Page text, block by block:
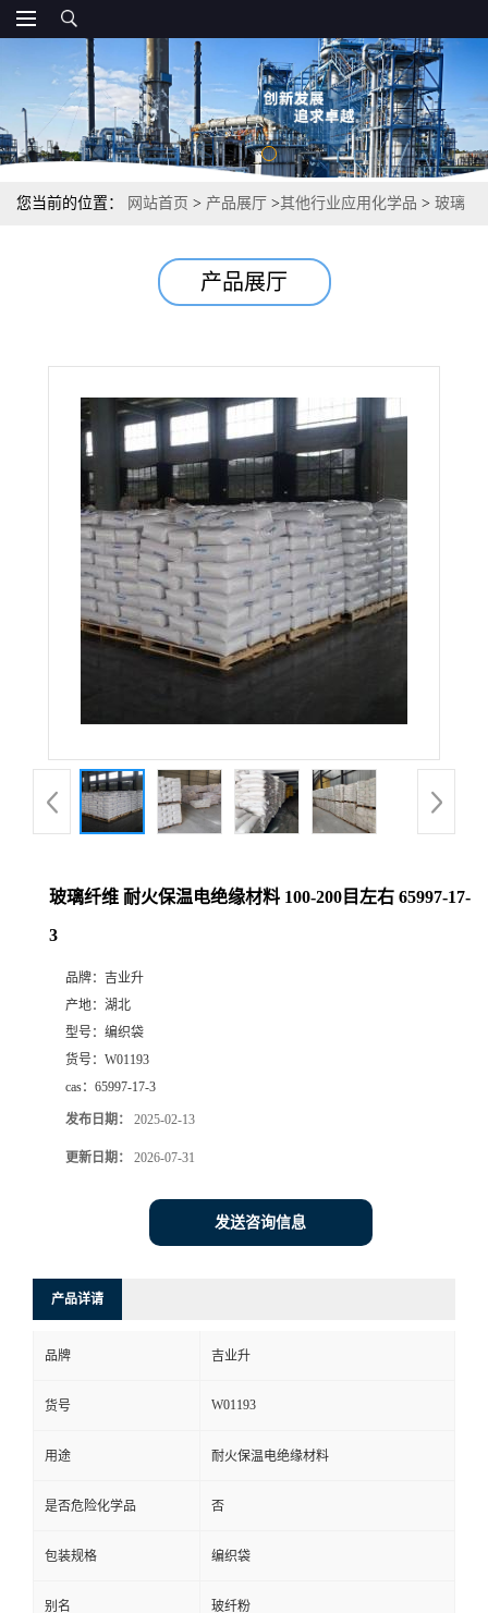
您当前的位置： 网站首页 > 产品展厅 >其他行业应用化学品 > 玻璃
产品展厅
玻璃纤维 耐火保温电绝缘材料 100-200目左右 65997-17-
3
品牌： 吉业升
产地： 湖北
型号： 编织袋
货号： W01193
cas： 65997-17-3
发布日期： 2025-02-13
更新日期： 2026-07-31
发送咨询信息
产品详请
品牌 吉业升
货号 W01193
用途 耐火保温电绝缘材料
是否危险化学品 否
包装规格 编织袋
别名 玻纤粉